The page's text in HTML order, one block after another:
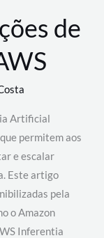
de
Artificial
permitem aos
e escalar
Este artigo
pela
o Amazon
Inferentia